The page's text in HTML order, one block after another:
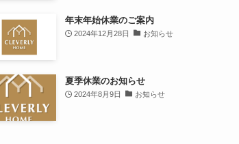
年末年始休業のご案内
2024年12月28日 お知らせ
夏季休業のお知らせ
2024年8月9日 お知らせ